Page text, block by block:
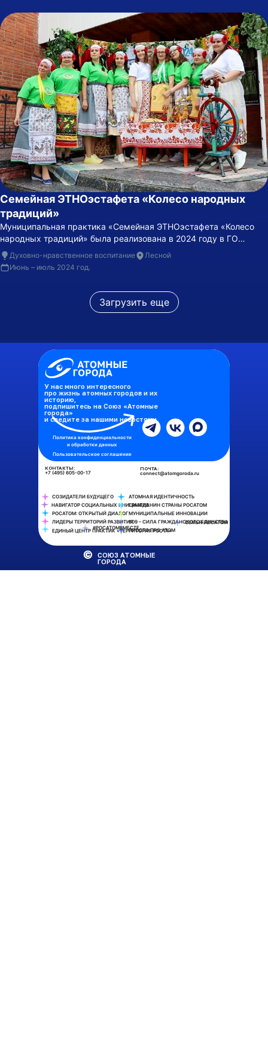
Семейная ЭТНОэстафета «Колесо народных
традиций»
Муниципальная практика «Семейная ЭТНОэстафета «Колесо
народных традиций» была реализована в 2024 году в ГО
«Город Лесной» Свердловской области.
Духовно-нравственное воспитание
Лесной
Июнь – июль 2024 год.
Загрузить еще
У нас много интересного
про жизнь атомных городов и их
историю,
подпишитесь на Союз «Атомные
города»
и следите за нашими новостями
ПОЧТА:
connect@atomgoroda.ru
КОНТАКТЫ:
+7 (495) 605-00-17
СОЮЗ АТОМНЫЕ
ГОРОДА
СОЗИДАТЕЛИ БУДУЩЕГО
ЛИДЕРЫ ТЕРРИТОРИЙ РАЗВИТИЯ
ЕДИНЫЙ ЦЕНТР ПРАКТИК «ТЕРРИТОРИЯ РОСТА»
НАВИГАТОР СОЦИАЛЬНЫХ ИНИЦИАТИВ
РОСАТОМ: ОТКРЫТЫЙ ДИАЛОГ
АТОМНАЯ ИДЕНТИЧНОСТЬ
ГРАЖДАНИН СТРАНЫ РОСАТОМ
МУНИЦИПАЛЬНЫЕ ИННОВАЦИИ
ПРОСТО ПРО АТОМ
809 – СИЛА ГРАЖДАНСКОГО ЕДИНСТВА
#РОСАТОМВМЕСТЕ
СЕМЬЯ-РОСАТОМ
Политика конфиденциальности
и обработки данных
Пользовательское соглашение